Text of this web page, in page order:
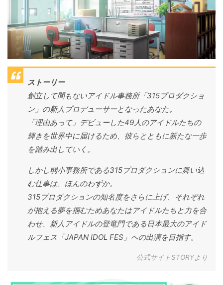
ストーリー
創立して間もないアイドル事務所「315プロダクショ
ン」の新人プロデューサーとなったあなた。
「理由あって」デビューした49人のアイドルたちの
輝きを世界中に届けるため、彼らとともに新たな一歩
を踏み出していく。
しかし弱小事務所である315プロダクションに舞い込
む仕事は、ほんのわずか。
315プロダクションの知名度をさらに上げ、それぞれ
が抱える夢を掴むためあなたはアイドルたちと力を合
わせ、新人アイドルの登竜門である日本最大のアイド
ルフェス「JAPAN IDOL FES」への出演を目指す。
公式サイトSTORYより